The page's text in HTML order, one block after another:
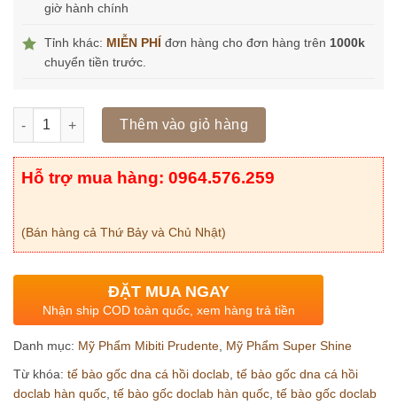
giờ hành chính
Tỉnh khác: MIỄN PHÍ đơn hàng cho đơn hàng trên 1000k
chuyển tiền trước.
Số lượng Thêm vào giỏ hàng
Hỗ trợ mua hàng: 0964.576.259
(Bán hàng cả Thứ Bảy và Chủ Nhật)
ĐẶT MUA NGAY
Nhận ship COD toàn quốc, xem hàng trả tiền
Danh mục: Mỹ Phẩm Mibiti Prudente Mỹ Phẩm Super Shine
Từ khóa: tế bào gốc dna cá hồi doclab tế bào gốc dna cá hồi
doclab hàn quốc tế bào gốc doclab hàn quốc tế bào gốc doclab